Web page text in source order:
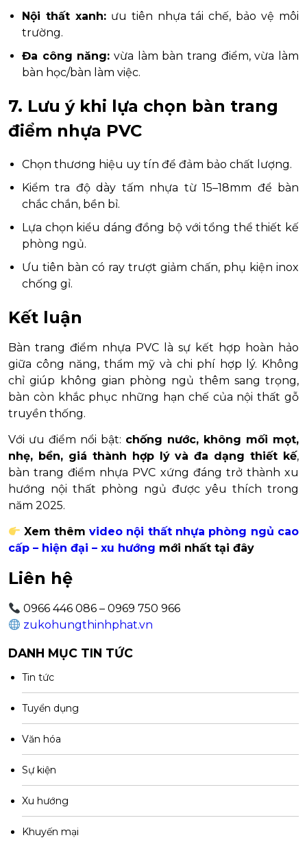
Nội thất xanh:ưu tiên nhựa tái chế, bảo vệ môi
trường.
Đa công năng: vừa làm bàn trang điểm, vừa làm
bàn học/bàn làm việc.
7. Lưu ý khi lựa chọn bàn trang
điểm nhựa PVC
Chọn thương hiệu uy tín để đảm bảo chất lượng.
Kiểm tra độ dày tấm nhựa từ 15–18mm để bàn
chắc chắn, bền bỉ.
Lựa chọn kiểu dáng đồng bộ với tổng thể thiết kế
phòng ngủ.
Ưu tiên bàn có ray trượt giảm chấn, phụ kiện inox
chống gỉ.
Kết luận
Bàn trang điểm nhựa PVC là sự kết hợp hoàn hảo
giữa công năng, thẩm mỹ và chi phí hợp lý. Không
chỉ giúp không gian phòng ngủ thêm sang trọng,
bàn còn khắc phục những hạn chế của nội thất gỗ
truyền thống.
Với ưu điểm nổi bật: chống nước, không mối mọt,
nhẹ, bền, giá thành hợp lý và đa dạng thiết kế,
bàn trang điểm nhựa PVC xứng đáng trở thành xu
hướng nội thất phòng ngủ được yêu thích trong
năm 2025.
Xem thêm video nội thất nhựa phòng ngủ cao
cấp – hiện đại – xu hướng mới nhất tại đây
Liên hệ
0966 446 086 – 0969 750 966
zukohungthinhphat.vn
DANH MỤC TIN TỨC
Tin tức
Tuyển dụng
Văn hóa
Sự kiện
Xu hướng
Khuyến mại